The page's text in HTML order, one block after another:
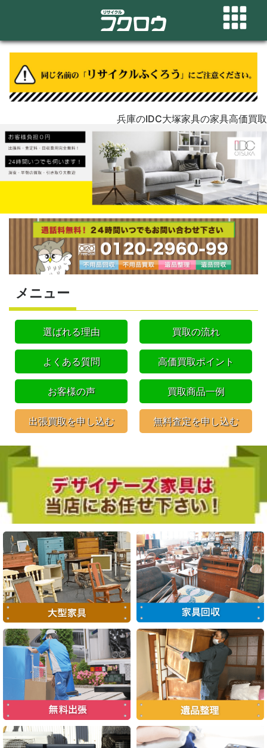
兵庫のIDC大塚家具の家具高価買取
メニュー
選ばれる理由 買取の流れ
よくある質問 高価買取ポイント
お客様の声 買取商品一例
出張買取を申し込む 無料査定を申し込む